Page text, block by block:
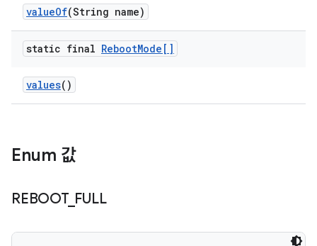
valueOf(String name)
static final RebootMode[]
values()
Enum 값
REBOOT_ FULL